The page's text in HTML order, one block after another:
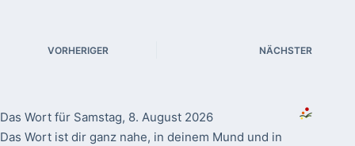
VORHERIGER NÄCHSTER
Das Wort für Samstag, 8. August 2026
Das Wort ist dir ganz nahe, in deinem Mund und in